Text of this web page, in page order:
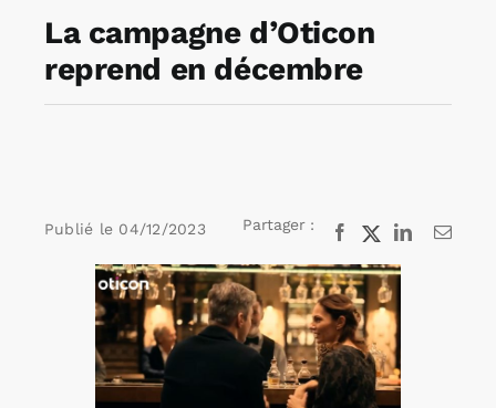
Annonces emploi
La campagne d’Oticon
reprend en décembre
Publié le 04/12/2023 Partager : Facebook
X LinkedInEmail
l'image
agrandie